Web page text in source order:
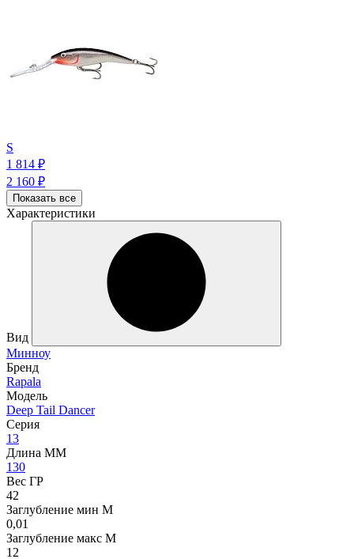
S
1 814 ₽
2 160 ₽
Показать все
Характеристики
Вид
Минноу
Бренд
Rapala
Модель
Deep Tail Dancer
Серия
13
Длина ММ
130
Вес ГР
42
Заглубление мин М
0,01
Заглубление макс М
12